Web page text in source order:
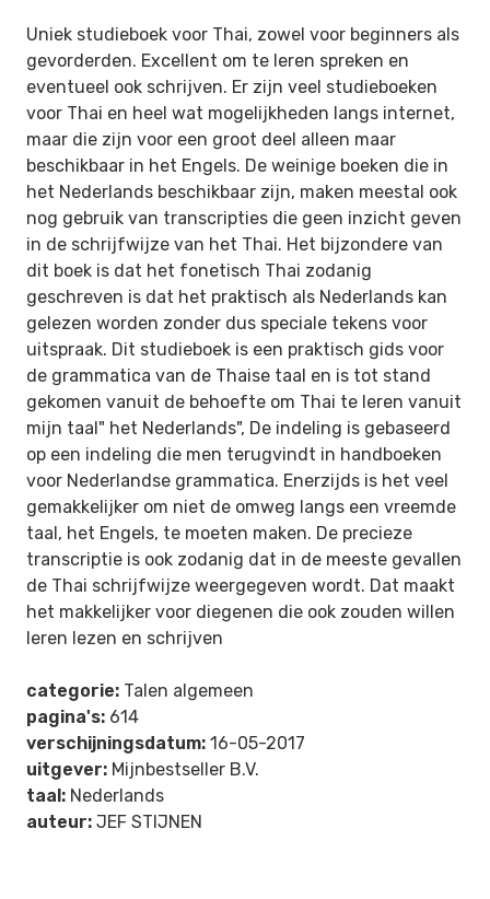
Uniek studieboek voor Thai, zowel voor beginners als
gevorderden. Excellent om te leren spreken en
eventueel ook schrijven. Er zijn veel studieboeken
voor Thai en heel wat mogelijkheden langs internet,
maar die zijn voor een groot deel alleen maar
beschikbaar in het Engels. De weinige boeken die in
het Nederlands beschikbaar zijn, maken meestal ook
nog gebruik van transcripties die geen inzicht geven
in de schrijfwijze van het Thai. Het bijzondere van
dit boek is dat het fonetisch Thai zodanig
geschreven is dat het praktisch als Nederlands kan
gelezen worden zonder dus speciale tekens voor
uitspraak. Dit studieboek is een praktisch gids voor
de grammatica van de Thaise taal en is tot stand
gekomen vanuit de behoefte om Thai te leren vanuit
mijn taal" het Nederlands", De indeling is gebaseerd
op een indeling die men terugvindt in handboeken
voor Nederlandse grammatica. Enerzijds is het veel
gemakkelijker om niet de omweg langs een vreemde
taal, het Engels, te moeten maken. De precieze
transcriptie is ook zodanig dat in de meeste gevallen
de Thai schrijfwijze weergegeven wordt. Dat maakt
het makkelijker voor diegenen die ook zouden willen
leren lezen en schrijven
categorie: Talen algemeen
pagina's: 614
verschijningsdatum: 16-05-2017
uitgever: Mijnbestseller B.V.
taal: Nederlands
auteur: JEF STIJNEN